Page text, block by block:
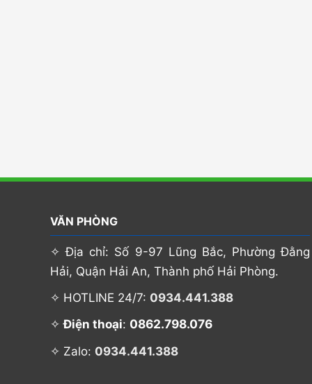
VĂN PHÒNG
✧ Địa chỉ: Số 9-97 Lũng Bắc, Phường Đằng
Hải, Quận Hải An, Thành phố Hải Phòng.
✧ HOTLINE 24/7: 0934.441.388
✧Điện thoại: 0862.798.076
✧ Zalo: 0934.441.388